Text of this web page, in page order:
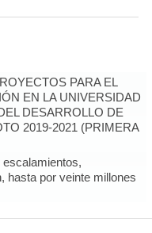
PARA EL
EN LA UNIVERSIDAD
DESARROLLO DE
2019-2021 (PRIMERA
hasta por veinte millones